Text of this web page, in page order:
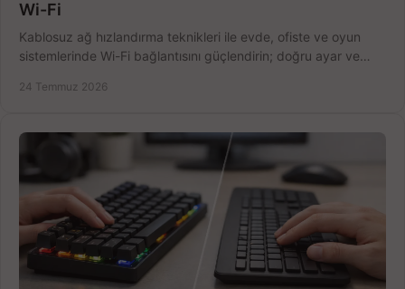
Wi-Fi
Kablosuz ağ hızlandırma teknikleri ile evde, ofiste ve oyun
sistemlerinde Wi-Fi bağlantısını güçlendirin; doğru ayar ve
24 Temmuz 2026